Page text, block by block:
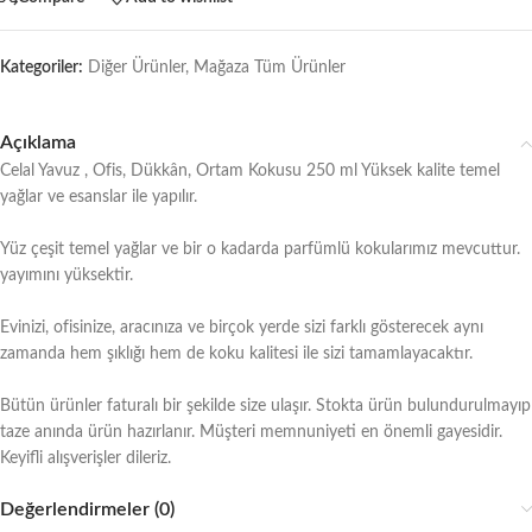
Kategoriler: Diğer Ürünler, Mağaza Tüm Ürünler
Açıklama
Celal Yavuz , Ofis, Dükkân, Ortam Kokusu 250 ml Yüksek kalite temel
yağlar ve esanslar ile yapılır.
Yüz çeşit temel yağlar ve bir o kadarda parfümlü kokularımız mevcuttur.
yayımını yüksektir.
Evinizi, ofisinize, aracınıza ve birçok yerde sizi farklı gösterecek aynı
zamanda hem şıklığı hem de koku kalitesi ile sizi tamamlayacaktır.
Bütün ürünler faturalı bir şekilde size ulaşır. Stokta ürün bulundurulmayıp
taze anında ürün hazırlanır. Müşteri memnuniyeti en önemli gayesidir.
Keyifli alışverişler dileriz.
Değerlendirmeler (0)